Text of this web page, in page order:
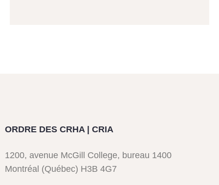
ORDRE DES CRHA | CRIA
1200, avenue McGill College, bureau 1400
Montréal (Québec) H3B 4G7